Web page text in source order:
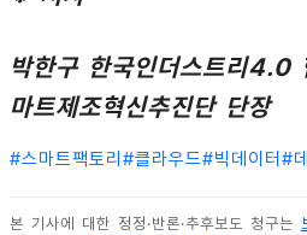
박한구 한국인더스트리4.0
마트제조혁신추진단 단장
#스마트팩토리 #클라우드#빅데이터 #
본 기사에 대한 정정·반론·추후보도 청구는